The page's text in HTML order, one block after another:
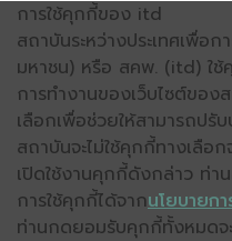
การใช้คุกกี้ของ itd
สถาบันระหว่างประเทศเพื่อ
มหาชน) หรือ สคพ. (itd) ใช้
การทำงานของเว็บไซต์ของ
เลือกเพื่อช่วยให้สามารถป
สถาบันจะไม่ใช้คุกกี้ทางเลือ
เปิดใช้งานคุกกี้ดังกล่าว ท่า
การใช้คุกกี้ได้จากนโยบายก
ท่านกดยอมรับคุกกี้ทั้งหมดจ